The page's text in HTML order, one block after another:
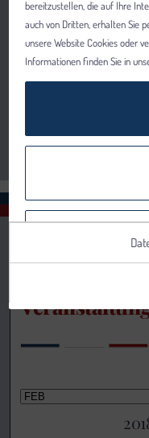
bereitzustellen, die auf Ihre
auch von Dritten, erhalten Sie
unsere Website Cookies oder
Informationen finden Sie in